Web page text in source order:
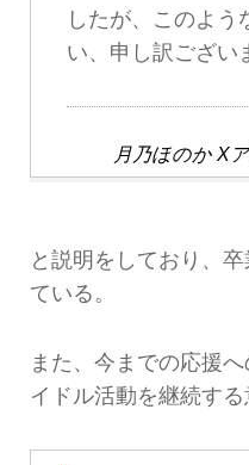
したが、このよう
い、申し訳ござい
月乃ほのか X
と説明をしており、
ている。
また、今までの応援
イドル活動を継続する